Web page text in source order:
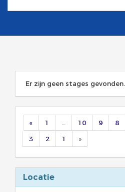
Er zijn geen stages gevonden.
« 1 10 9 8
3
2 1 »
Locatie